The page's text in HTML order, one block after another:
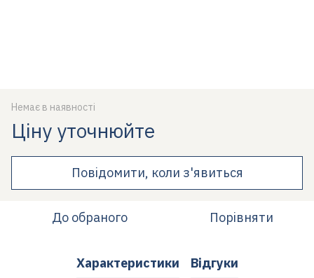
Немає в наявності
Ціну уточнюйте
Повідомити, коли з'явиться
До обраного Порівняти
Характеристики Відгуки